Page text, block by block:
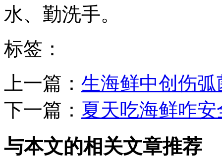
水、勤洗手。
标签：
上一篇： 生海鲜中创伤
下一篇： 夏天吃海鲜咋
与本文的相关文章推荐